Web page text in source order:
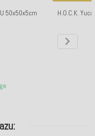
50x50x5cm
H.O.C.K.